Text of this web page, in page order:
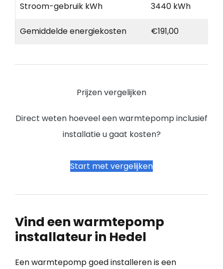
Stroom-gebruik kWh 3440 kWh
Gemiddelde energiekosten €191,00
Prijzen vergelijken
Direct weten hoeveel een warmtepomp inclusief
installatie u gaat kosten?
Start met vergelijken
Vind een warmtepomp
installateur in Hedel
Een warmtepomp goed installeren is een